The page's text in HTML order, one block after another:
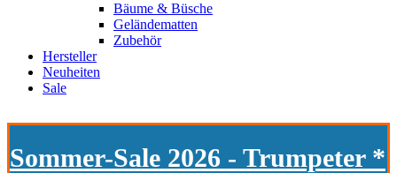
Bäume & Büsche
Geländematten
Zubehör
Hersteller
Neuheiten
Sale
Sommer-Sale 2026 - Trumpeter *